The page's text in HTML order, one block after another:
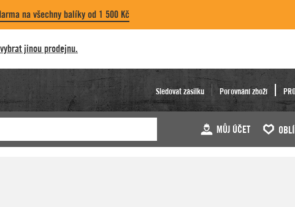
na všechny balíky od 1 500 Kč
jinou prodejnu.
Sledovat zásilku Porovnání zboží
MŮJ ÚČET